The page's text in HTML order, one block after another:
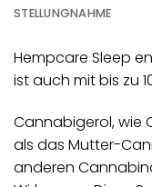
STELLUNGNAHME
Hempcare Sleep
ist auch mit bis zu
Cannabigerol, wie
als das Mutter-
anderen